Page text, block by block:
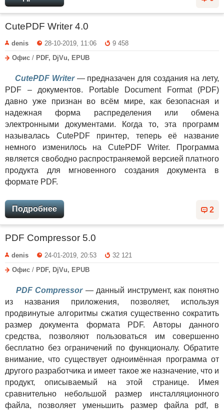
CutePDF Writer 4.0
denis 28-10-2019, 11:06
9 458
Офис / PDF, DjVu, EPUB
CutePDF Writer— предназачен для создания на лету,
PDF – документов. Portable Document Format (PDF)
давно уже признан во всём мире, как безопасная и
надежная форма распределения или обмена
электронными документами. Когда то, эта программ
называлась CutePDF принтер, теперь её название
немного изменилось на CutePDF Writer. Программа
является свободно распространяемой версией платного
продукта для мгновенного создания документа в
формате PDF.
2
Подробнее
PDF Compressor 5.0
denis 24-01-2019, 20:53
32 121
Офис / PDF, DjVu, EPUB
PDF Compressor— данный инструмент, как понятно
из названия приложения, позволяет, используя
продвинутые алгоритмы сжатия существенно сократить
размер документа формата PDF. Авторы данного
средства, позволяют пользоваться им совершенно
бесплатно без ограничений по функционалу. Обратите
внимание, что существует одноимённая программа от
другого разработчика и имеет такое же назначение, что и
продукт, описываемый на этой странице. Имея
сравнительно небольшой размер инсталляционного
файла, позволяет уменьшить размер файла pdf, в